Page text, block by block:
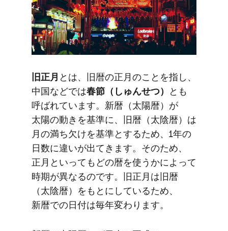
旧正月 とは、​旧暦の​正月の​ことを​指し、​
中国などでは​春節​（しゅんせつ）
とも​
呼ばれています。​新暦​（太陽暦）が​
太陽の​動きを​基準に、​旧暦​（太陰暦）は​
月の​満ち欠けを​基準と​する​ため、​1年の​
日数に​違いが​出てきます。​その​ため、​
正月と​いっても​どの​暦を​使うかに​よって​
時期が​異なるのです。​旧正月は​旧暦​
（太陰暦）を​もとに​している​ため、​
新暦での​日付は​毎年​変わります。